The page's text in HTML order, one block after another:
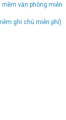
mềm văn phòng miễn
ghi chú miễn phí)